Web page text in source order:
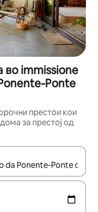
во immissione
Ponte
престои кои
за престој од
се со копчињата